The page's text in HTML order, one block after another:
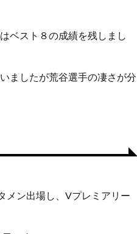
ベスト８の成績を残しまし
ましたが荒谷選手の凄さが分
メン出場し、Vプレミアリー